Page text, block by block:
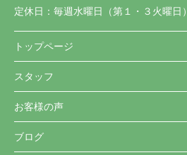
定休日： 毎週水曜日（第１・３火曜日）
トップページ
スタッフ
お客様の声
ブログ